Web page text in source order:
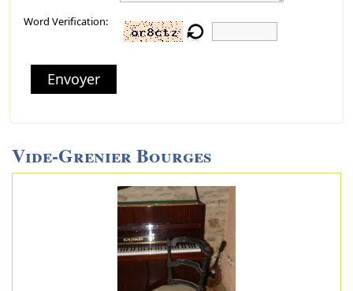
Word Verification:
Envoyer
Vide-Grenier Bourges